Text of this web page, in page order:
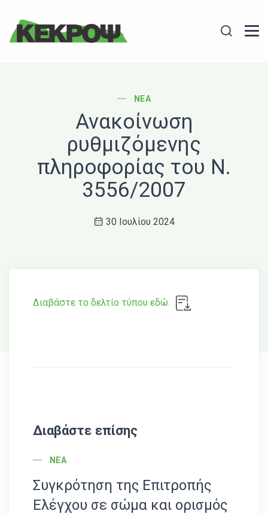
Header Logo Search
POST CATEGORY
ΝΈΑ
Ανακοίνωση
ρυθμιζόμενης
πληροφορίας του Ν.
3556/2007
30 Ιουλίου 2024
Διαβάστε το δελτίο τύπου εδώ.
Διαβάστε επίσης
POST CATEGORY
ΝΈΑ
Συγκρότηση της Επιτροπής
Ελέγχου σε σώμα και ορισμός